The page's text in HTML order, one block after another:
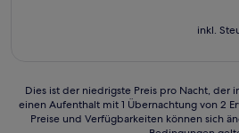
inkl.
Dies
ist
Dies ist der niedrigste Preis pro Nacht, der
einen Aufenthalt mit 1 Übernachtung von 2
Preise und Verfügbarkeiten können sich